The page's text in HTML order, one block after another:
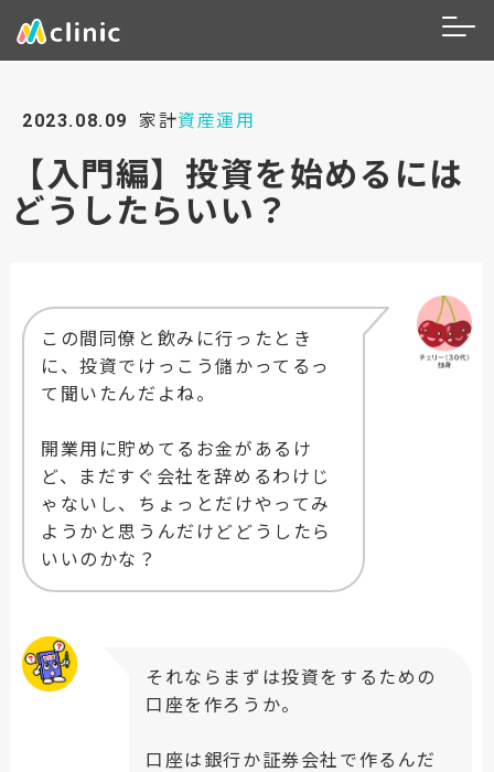
2023.08.09 家計資産運用
【入門編】投資を始めるには
どうしたらいい？
この間同僚と飲みに行ったとき
に、投資でけっこう儲かってるっ
て聞いたんだよね。
開業用に貯めてるお金があるけ
ど、まだすぐ会社を辞めるわけじ
ゃないし、ちょっとだけやってみ
ようかと思うんだけどどうしたら
いいのかな？
それならまずは投資をするための
口座を作ろうか。
口座は銀行か証券会社で作るんだ